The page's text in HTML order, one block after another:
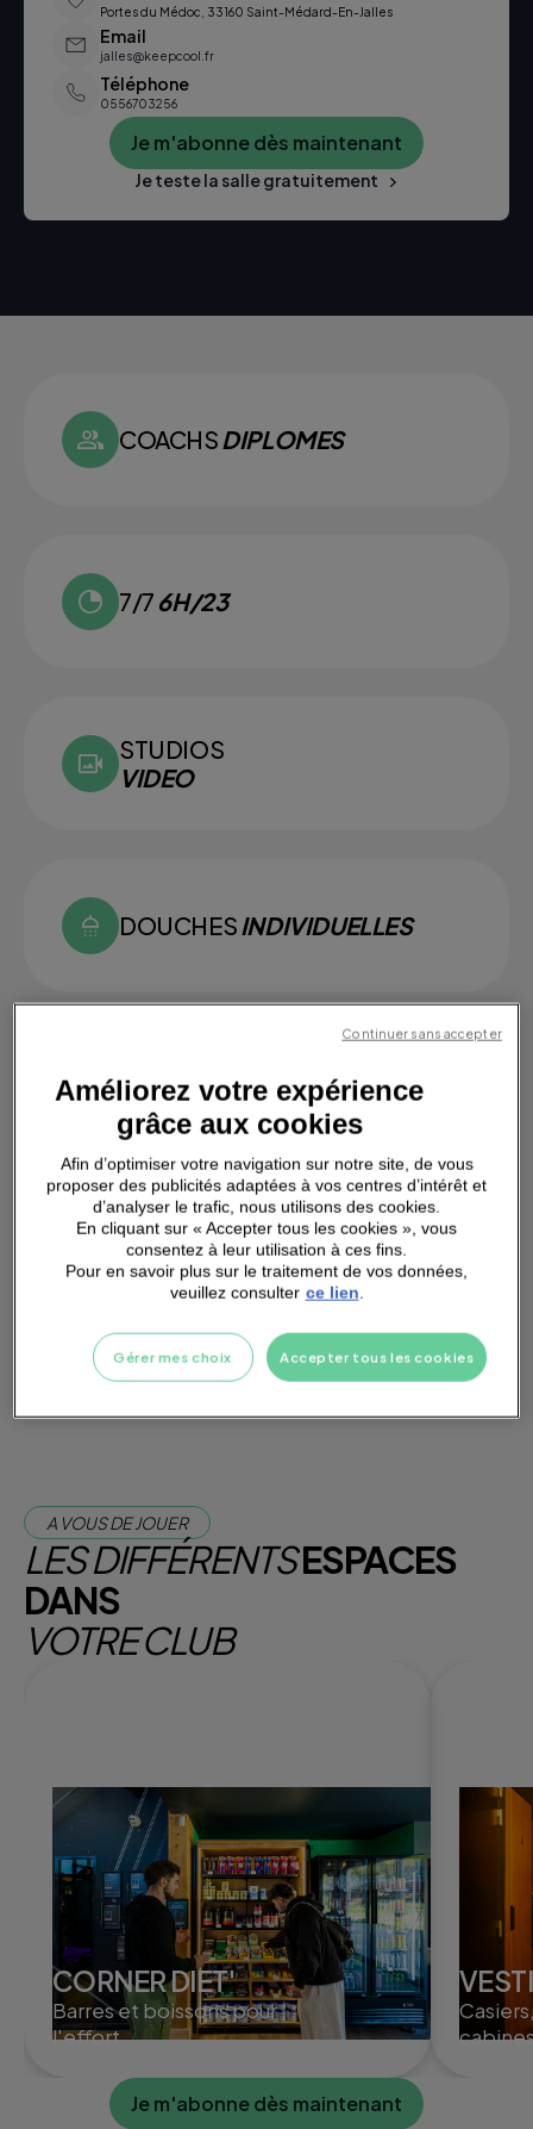
Portes du Médoc, 33160 Saint-Médard-En-Jalles
Email
jalles@keepcool.fr
Téléphone
0556703256
Je m'abonne dès maintenant
Je teste la salle gratuitement
COACHSDIPLOMES
7/7 6H/23
STUDIOS
VIDEO
DOUCHESINDIVIDUELLES
SMALL GROUPS
PARKINGA PROXIMITÉ
Je m'abonne dès maintenant
Je teste la salle
A VOUS DE JOUER
LES DIFFÉRENTSESPACES
DANS
VOTRE CLUB
CORNER DIET'
Barres et boissons pour
l'effort
Je m'abonne dès maintenant
Améliorez votre expérience
grâce aux cookies
Afin d’optimiser votre navigation sur notre site, de vous
proposer des publicités adaptées à vos centres d’intérêt et
d’analyser le trafic, nous utilisons des cookies.
En cliquant sur « Accepter tous les cookies », vous
consentez à leur utilisation à ces fins.
Pour en savoir plus sur le traitement de vos données,
veuillez consulter ce lien.
Accepter tous les cookies
Gérer mes choix
Continuer sans accepter